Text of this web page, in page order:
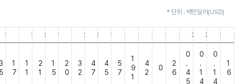
* 단위 : 백만달러(USD)
24.03.3123.12.3123.09.3023.06.3023.03.3122.12.3122.09.3022.06.3022.03.3121.12.3121.09.3021.06.3021.03.3120.12.3120.09.3020.06.3020.03.31
5
1
7
1
1
2
1
1
5
2
0
3
2
4
7
4
5
5
7
1
9
1
4
2
0
2
6
0
.
4
5
0
.
1
4
0
.
1
4
1
6